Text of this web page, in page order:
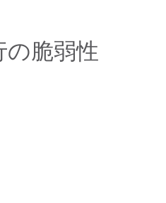
脆弱性